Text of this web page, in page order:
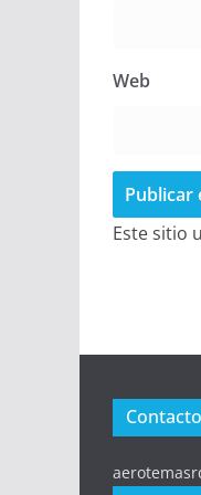
Web
Este sitio